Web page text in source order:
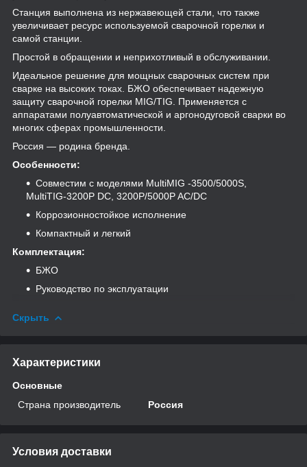
Станция выполнена из нержавеющей стали, что также
увеличивает ресурс используемой сварочной горелки и
самой станции.
Простой в обращении и неприхотливый в обслуживании.
Идеальное решение для мощных сварочных систем при
сварке на высоких токах. БЖО обеспечивает надежную
защиту сварочной горелки MIG/TIG. Применяется с
аппаратами полуавтоматической и аргонодуговой сварки во
многих сферах промышленности.
Россия — родина бренда.
Особенности:
Совместим с моделями MultiMIG -3500/5000S,
MultiTIG-3200P DC, 3200P/5000P AC/DC
Коррозионностойкое исполнение
Компактный и легкий
Комплектация:
БЖО
Руководство по эксплуатации
Скрыть
Характеристики
Основные
Страна производитель
Россия
Условия доставки